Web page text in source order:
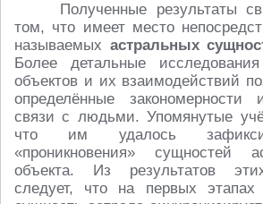
Полученные результаты
том, что имеет место
называемых астральных
Более детальные
объектов и их взаимодействий
определённые
связи с людьми. Упомянутые
что им удалось
«проникновения» сущностей
объекта. Из результатов
следует, что на первых этапах